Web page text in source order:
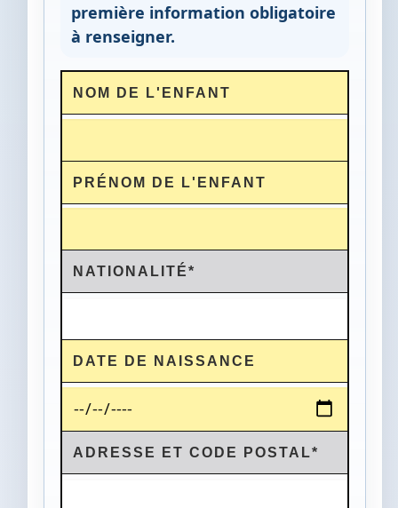
première information obligatoire
à renseigner.
NOM DE L'ENFANT
PRÉNOM DE L'ENFANT
NATIONALITÉ*
DATE DE NAISSANCE
ADRESSE ET CODE POSTAL*